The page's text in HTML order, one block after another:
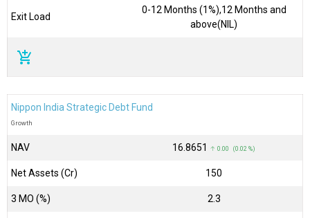
Exit Load
0-12 Months (1%),12 Months and
above(NIL)
add_shopping_cart
Nippon India Strategic Debt Fund
Growth
NAV ₹16.8651 ↑ 0.00 (0.02 %)
Net Assets (Cr) ₹150
3 MO (%) 2.3